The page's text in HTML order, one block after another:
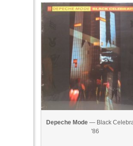
Depeche Mode— Black
'86